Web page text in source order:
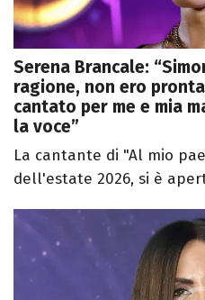
Serena Brancale:
ragione, non ero
cantato per me e mia
la voce”
La cantante di "Al mio
dell'estate 2026, si è